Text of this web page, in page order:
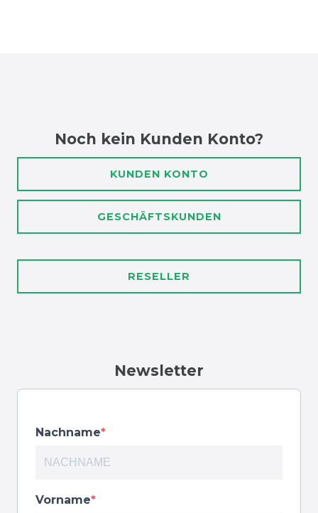
Noch kein Kunden Konto?
KUNDEN KONTO
GESCHÄFTSKUNDEN
RESELLER
Newsletter
Nachname
Vorname